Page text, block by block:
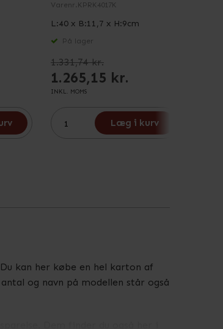
Varenr. KPRK4017K
L:40 x B:11,7 x H:9cm
På lager
1.331,74 kr.
1.265,15 kr.
INKL. MOMS
Læg i kurv
kan her købe en hel karton af
og navn på modellen står også